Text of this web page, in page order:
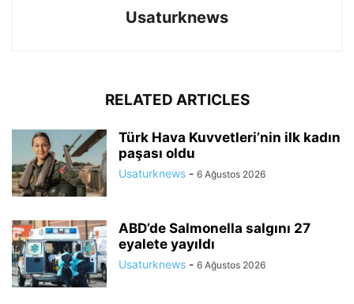
Usaturknews
RELATED ARTICLES
Türk Hava Kuvvetleri’nin ilk kadın
paşası oldu
Usaturknews - 6 Ağustos 2026
ABD’de Salmonella salgını 27
eyalete yayıldı
Usaturknews - 6 Ağustos 2026